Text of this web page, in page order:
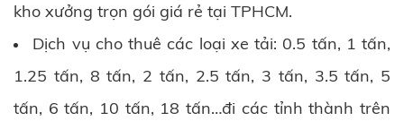
kho xưởng trọn gói giá rẻ tại TPHCM.
Dịch vụ cho thuê các loại xe tải: 0.5 tấn, 1 tấn,
1.25 tấn, 8 tấn, 2 tấn, 2.5 tấn, 3 tấn, 3.5 tấn, 5
tấn, 6 tấn, 10 tấn, 18 tấn…đi các tỉnh thành trên